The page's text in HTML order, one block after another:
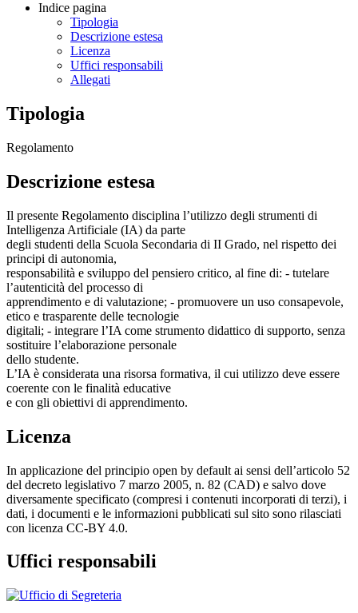
Indice pagina
Tipologia
Descrizione estesa
Licenza
Uffici responsabili
Allegati
Tipologia
Regolamento
Descrizione estesa
Il presente Regolamento disciplina l’utilizzo degli strumenti di
Intelligenza Artificiale (IA) da parte
degli studenti della Scuola Secondaria di II Grado, nel rispetto dei
principi di autonomia,
responsabilità e sviluppo del pensiero critico, al fine di: - tutelare
l’autenticità del processo di
apprendimento e di valutazione; - promuovere un uso consapevole,
etico e trasparente delle tecnologie
digitali; - integrare l’IA come strumento didattico di supporto, senza
sostituire l’elaborazione personale
dello studente.
L’IA è considerata una risorsa formativa, il cui utilizzo deve essere
coerente con le finalità educative
e con gli obiettivi di apprendimento.
Licenza
In applicazione del principio open by default ai sensi dell’articolo 52
del decreto legislativo 7 marzo 2005, n. 82 (CAD) e salvo dove
diversamente specificato (compresi i contenuti incorporati di terzi), i
dati, i documenti e le informazioni pubblicati sul sito sono rilasciati
con licenza CC-BY 4.0.
Uffici responsabili